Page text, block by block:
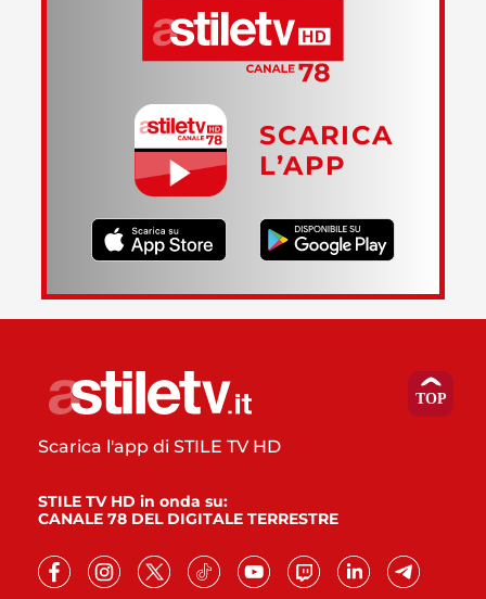
SCARICA
L’APP
Scarica l'app di STILE TV HD
STILE TV HD in onda su:
CANALE 78 DEL DIGITALE TERRESTRE